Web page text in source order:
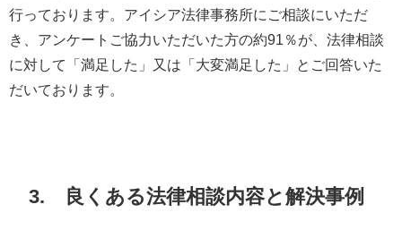
行っております。アイシア法律事務所にご相談にいただ
き、アンケートご協力いただいた方の約91％が、法律相談
に対して「満足した」又は「大変満足した」とご回答いた
だいております。
3. 良くある法律相談内容と解決事例